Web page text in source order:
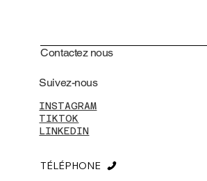
Contactez nous
INSTAGRAM
TIKTOK
LINKEDIN
Suivez-nous
TÉLÉPHONE